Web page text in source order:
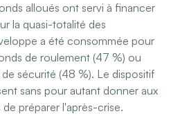
alloués ont servi à financer
la quasi-totalité des
a été consommée pour
de roulement (47 %) ou
sécurité (48 %). Le dispositif
sans pour autant donner aux
préparer l'après-crise.